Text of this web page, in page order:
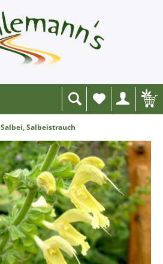
Wunschliste
Salbei, Salbeistrauch